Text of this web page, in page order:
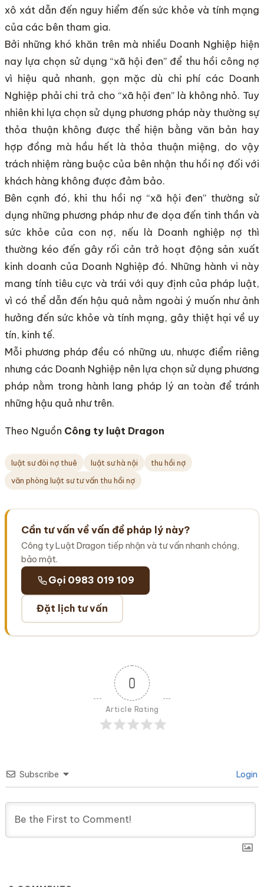
xô xát dẫn đến nguy hiểm đến sức khỏe và tính mạng
của các bên tham gia.
Bởi những khó khăn trên mà nhiều Doanh Nghiệp hiện
nay lựa chọn sử dụng “xã hội đen” để thu hồi công nợ
vì hiệu quả nhanh, gọn mặc dù chi phí các Doanh
Nghiệp phải chi trả cho “xã hội đen” là không nhỏ. Tuy
nhiên khi lựa chọn sử dụng phương pháp này thường sự
thỏa thuận không được thể hiện bằng văn bản hay
hợp đồng mà hầu hết là thỏa thuận miệng, do vậy
trách nhiệm ràng buộc của bên nhận thu hồi nợ đối với
khách hàng không được đảm bảo.
Bên cạnh đó, khi thu hồi nợ “xã hội đen” thường sử
dụng những phương pháp như đe dọa đến tinh thần và
sức khỏe của con nợ, nếu là Doanh nghiệp nợ thì
thường kéo đến gây rối cản trở hoạt động sản xuất
kinh doanh của Doanh Nghiệp đó. Những hành vi này
mang tính tiêu cực và trái với quy định của pháp luật,
vì có thể dẫn đến hậu quả nằm ngoài ý muốn như ảnh
hưởng đến sức khỏe và tính mạng, gây thiệt hại về uy
tín, kinh tế.
Mỗi phương pháp đều có những ưu, nhược điểm riêng
nhưng các Doanh Nghiệp nên lựa chọn sử dụng phương
pháp nằm trong hành lang pháp lý an toàn để tránh
những hậu quả như trên.
Theo Nguồn Công ty luật Dragon
luật sư đòi nợ thuê luật sư hà nội
thu hồi nợ
văn phòng luật sư tư vấn thu hồi nợ
Cần tư vấn về vấn đề pháp lý này?
Công ty Luật Dragon tiếp nhận và tư vấn nhanh chóng,
bảo mật.
Gọi 0983 019 109
Đặt lịch tư vấn
0
Article Rating
Subscribe Login